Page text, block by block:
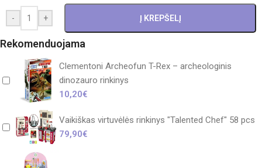
- + Į KREPŠELĮ
Rekomenduojama
Clementoni Archeofun T-Rex – archeologinis
dinozauro rinkinys
10,20€
Vaikiškas virtuvėlės rinkinys "Talented Chef" 58 pcs
79,90€